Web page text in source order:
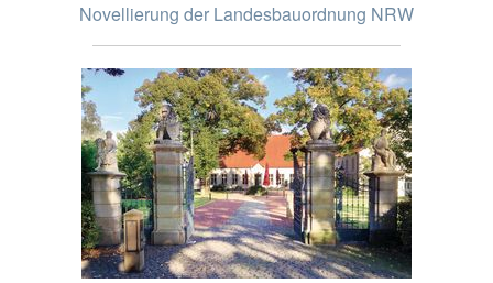
Novellierung der Landesbauordnung NRW